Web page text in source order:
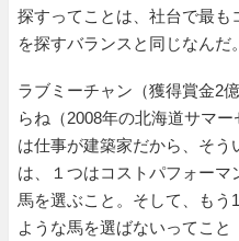
探すってことは、社台で最も
を探すバランスと同じなんだ。
ラブミーチャン（獲得賞金2
らね（2008年の北海道サマ
は仕事が建築家だから、そ
は、１つはコストパフォー
馬を選ぶこと。そして、もう
ような馬を選ばないってこと